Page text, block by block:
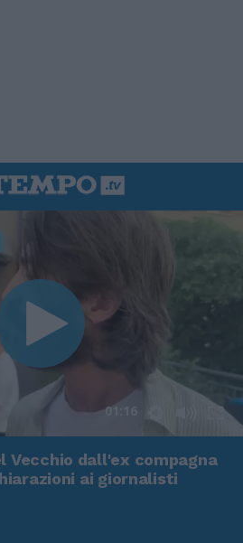
01:16
Vecchio dall'ex compagna
ai giornalisti